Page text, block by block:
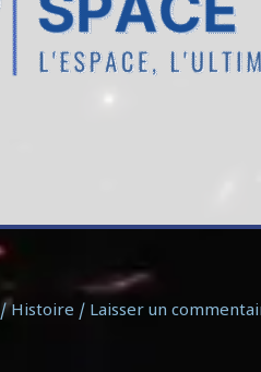
/Histoire / Laisser un